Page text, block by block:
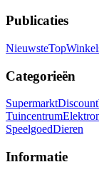
Publicaties
NieuwsteTop
Categorieën
SupermarktDiscount
Tuincentrum
SpeelgoedDieren
Informatie